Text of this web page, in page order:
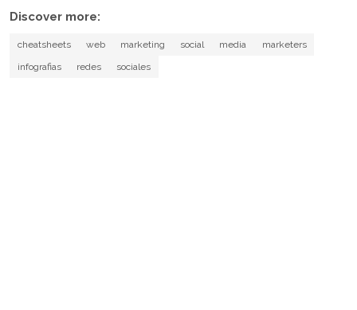
Discover more:
cheatsheets web marketing social media
marketers
infografias
redes sociales